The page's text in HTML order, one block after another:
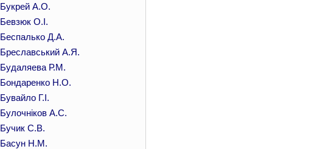
Букрей А.О.
Бевзюк О.І.
Беспалько Д.А.
Бреславський А.Я.
Будаляева Р.М.
Бондаренко Н.О.
Бувайло Г.І.
Булочніков А.С.
Бучик С.В.
Басун Н.М.